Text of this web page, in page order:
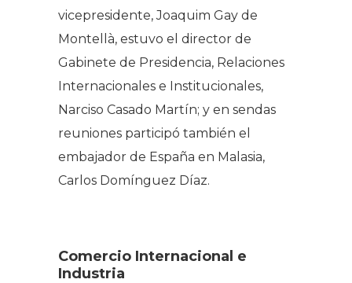
vicepresidente, Joaquim Gay de
Montellà, estuvo el director de
Gabinete de Presidencia, Relaciones
Internacionales e Institucionales,
Narciso Casado Martín; y en sendas
reuniones participó también el
embajador de España en Malasia,
Carlos Domínguez Díaz.
Comercio Internacional e
Industria